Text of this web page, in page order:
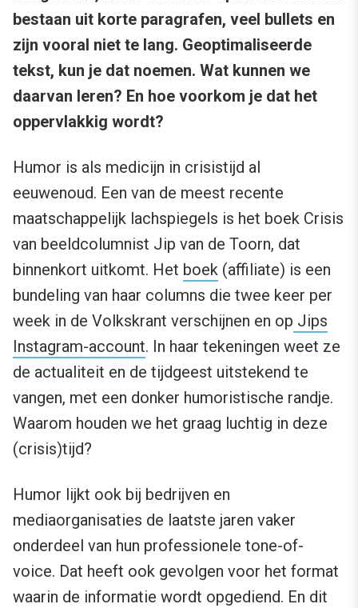
bestaan uit korte paragrafen, veel bullets en
zijn vooral niet te lang. Geoptimaliseerde
tekst, kun je dat noemen. Wat kunnen we
daarvan leren? En hoe voorkom je dat het
oppervlakkig wordt?
Humor is als medicijn in crisistijd al
eeuwenoud. Een van de meest recente
maatschappelijk lachspiegels is het boek Crisis
van beeldcolumnist Jip van de Toorn, dat
binnenkort uitkomt. Het boek (affiliate) is een
bundeling van haar columns die twee keer per
week in de Volkskrant verschijnen en op Jips
Instagram-account. In haar tekeningen weet ze
de actualiteit en de tijdgeest uitstekend te
vangen, met een donker humoristische randje.
Waarom houden we het graag luchtig in deze
(crisis)tijd?
Humor lijkt ook bij bedrijven en
mediaorganisaties de laatste jaren vaker
onderdeel van hun professionele tone-of-
voice. Dat heeft ook gevolgen voor het format
waarin de informatie wordt opgediend. En dit